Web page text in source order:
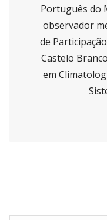
Português do
observador
de
Castelo
em